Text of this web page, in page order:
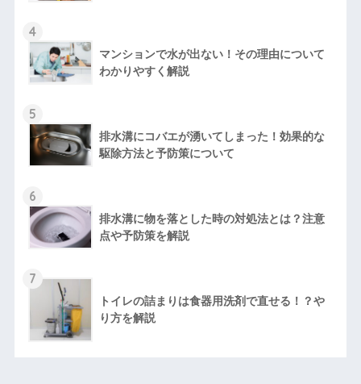
4
マンションで水が出ない！その理由について
わかりやすく解説
5
排水溝にコバエが湧いてしまった！効果的な
駆除方法と予防策について
6
排水溝に物を落とした時の対処法とは？注意
点や予防策を解説
7
トイレの詰まりは食器用洗剤で直せる！？や
り方を解説